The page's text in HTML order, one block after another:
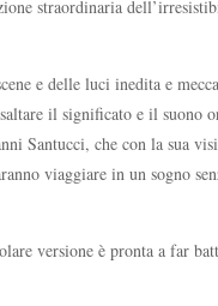
straordinaria
e delle luci inedita e
il significato e il suono
Santucci, che con la sua
viaggiare in un sogno
versione è pronta a far